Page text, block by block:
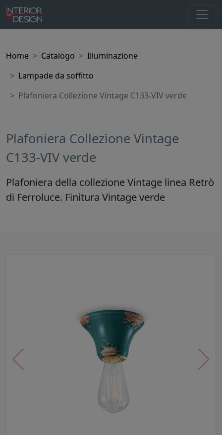
Home Catalogo
Illuminazione
Lampade da soffitto
Plafoniera Collezione Vintage C133-VIV verde
Plafoniera Collezione Vintage
C133-VIV verde
Plafoniera della collezione Vintage linea Retrò
di Ferroluce. Finitura Vintage verde